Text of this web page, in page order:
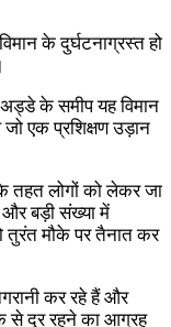
के दुर्घटनाग्रस्त हो
अड्डे के समीप यह विमान
एक प्रशिक्षण उड़ान
तहत लोगों को लेकर जा
और बड़ी संख्या में
तुरंत मौके पर तैनात कर
कर रहे हैं और
से दूर रहने का आग्रह